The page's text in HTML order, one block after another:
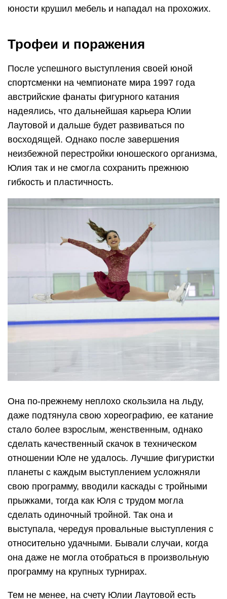
юности крушил мебель и нападал на прохожих.
Трофеи и поражения
После успешного выступления своей юной
спортсменки на чемпионате мира 1997 года
австрийские фанаты фигурного катания
надеялись, что дальнейшая карьера Юлии
Лаутовой и дальше будет развиваться по
восходящей. Однако после завершения
неизбежной перестройки юношеского организма,
Юлия так и не смогла сохранить прежнюю
гибкость и пластичность.
Она по-прежнему неплохо скользила на льду,
даже подтянула свою хореографию, ее катание
стало более взрослым, женственным, однако
сделать качественный скачок в техническом
отношении Юле не удалось. Лучшие фигуристки
планеты с каждым выступлением усложняли
свою программу, вводили каскады с тройными
прыжками, тогда как Юля с трудом могла
сделать одиночный тройной. Так она и
выступала, чередуя провальные выступления с
относительно удачными. Бывали случаи, когда
она даже не могла отобраться в произвольную
программу на крупных турнирах.
Тем не менее, на счету Юлии Лаутовой есть